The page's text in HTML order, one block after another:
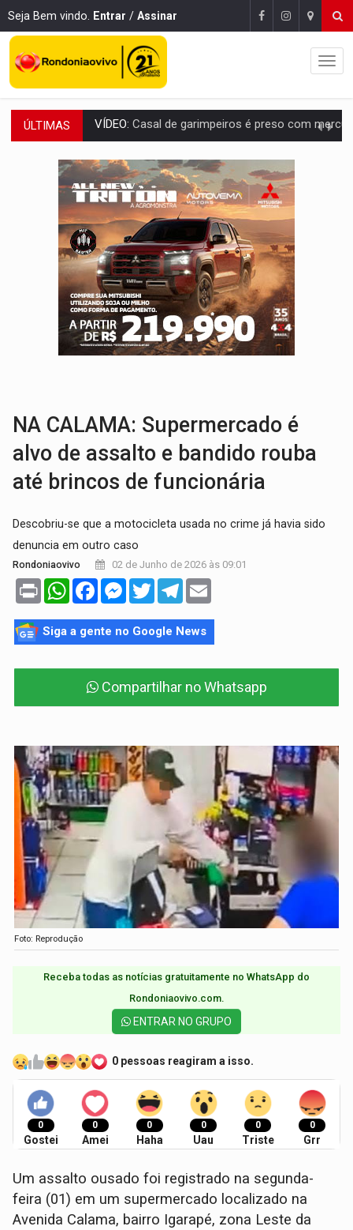
Seja Bem vindo. Entrar / Assinar
ÚLTIMAS EDUCAÇÃO BÁSICA:Ideb avança nos anos iniciais do ensino
CONTA DIFÍCIL:Com as novidades na corrida ao Senado as contas
CH4C1NA:Disputa entre PCC e CV deixa dez mortos em cinco
IMUNIZAÇÃO:Prefeitura inicia campanha de multivacinação para crianças
QUIRINUS:Draco faz operação para prender faccionados que atacaram
TRAFICANTE PRESO:Operação Brasil Contra o Crime apreende quase meia
SUPER EL NIÑO:Trabalho inédito vai garantir água potável para
FAMÍLIA MORREU:Identificadas as cinco vítimas de acidente na BR-364,
NA CALAMA: Supermercado é
alvo de assalto e bandido rouba
até brincos de funcionária
Descobriu-se que a motocicleta usada no crime já havia sido
denuncia em outro caso
Rondoniaovivo 02 de Junho de 2026 às 09:01
Print WhatsAppFacebookMessenger
TwitterTelegram
Siga a gente no Google News
Compartilhar no Whatsapp
Foto: Reprodução
Receba todas as notícias gratuitamente no WhatsApp do
Rondoniaovivo.com.​
ENTRAR NO GRUPO
0 pessoas reagiram a isso.
0
Gostei
0
Amei
0
Haha
0
Uau
0
Triste
0
Grr
Um assalto ousado foi registrado na segunda-
feira (01) em um supermercado localizado na
Avenida Calama, bairro Igarapé, zona Leste da